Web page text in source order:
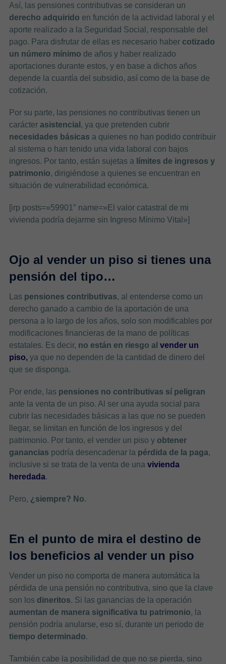
Así, las pensiones contributivas se consideran un
derecho adquirido en función de la actividad laboral y el
aporte realizado a la Seguridad Social, responsable del
pago. Para disfrutar de ellas es necesario haber cotizado
un número mínimo de años y haber realizado
aportaciones durante estos, y en base a dichos años
depende la cuantía del subsidio, así como de la base de
cotización.
Por su parte, las pensiones no contributivas tienen un
carácter asistencial , ya que pretenden cubrir
necesidades básicas a quienes no han podido contribuir
al sistema o han tenido una vida laboral con bajos
ingresos. Por tanto, están sujetas a límites de ingresos y
patrimonio, dirigiéndose a quienes se encuentran en
situación de vulnerabilidad económica.
[irp posts=»59901″ name=»El valor catastral de mi
vivienda podría dejarme sin Ingreso Mínimo Vital»]
Ojo al vender un piso si tienes una
pensión del tipo…
Las pensiones contributivas, al entenderse como un
derecho ganado a cambio de la aportación de una
persona a lo largo de los años, solo son modificables por
modificaciones financieras de la mano de políticas
estatales. Es decir, no están en riesgo al vender un
piso,ya que no dependen de la cantidad de dinero del
que se disponga.
Por ende, las pensiones no contributivas sí peligran
ante la venta de un piso. Al ser una ayuda social para
cubrir las necesidades básicas a las que no se pueden
llegar, se limitan en función de los ingresos y del
patrimonio. Por tanto, el vender un piso y obtener
ganancias podría desencadenar la pérdida de la paga,
inclusive si se trata de la venta de una vivienda
heredada.
Pero, ¿siempre? No.
En el punto de mira el destino de
los beneficios al vender un piso
Vender un piso no comporta de manera automática la
pérdida de una pensión no contributiva, sino que la clave
son los dineritos. Si las ganancias de la operación
aumentan de manera significativa tu patrimonio, la
pensión podría anularse, eso sí, durante un periodo de
tiempo determinado.
También cabe la posibilidad de que no se pierda, sino